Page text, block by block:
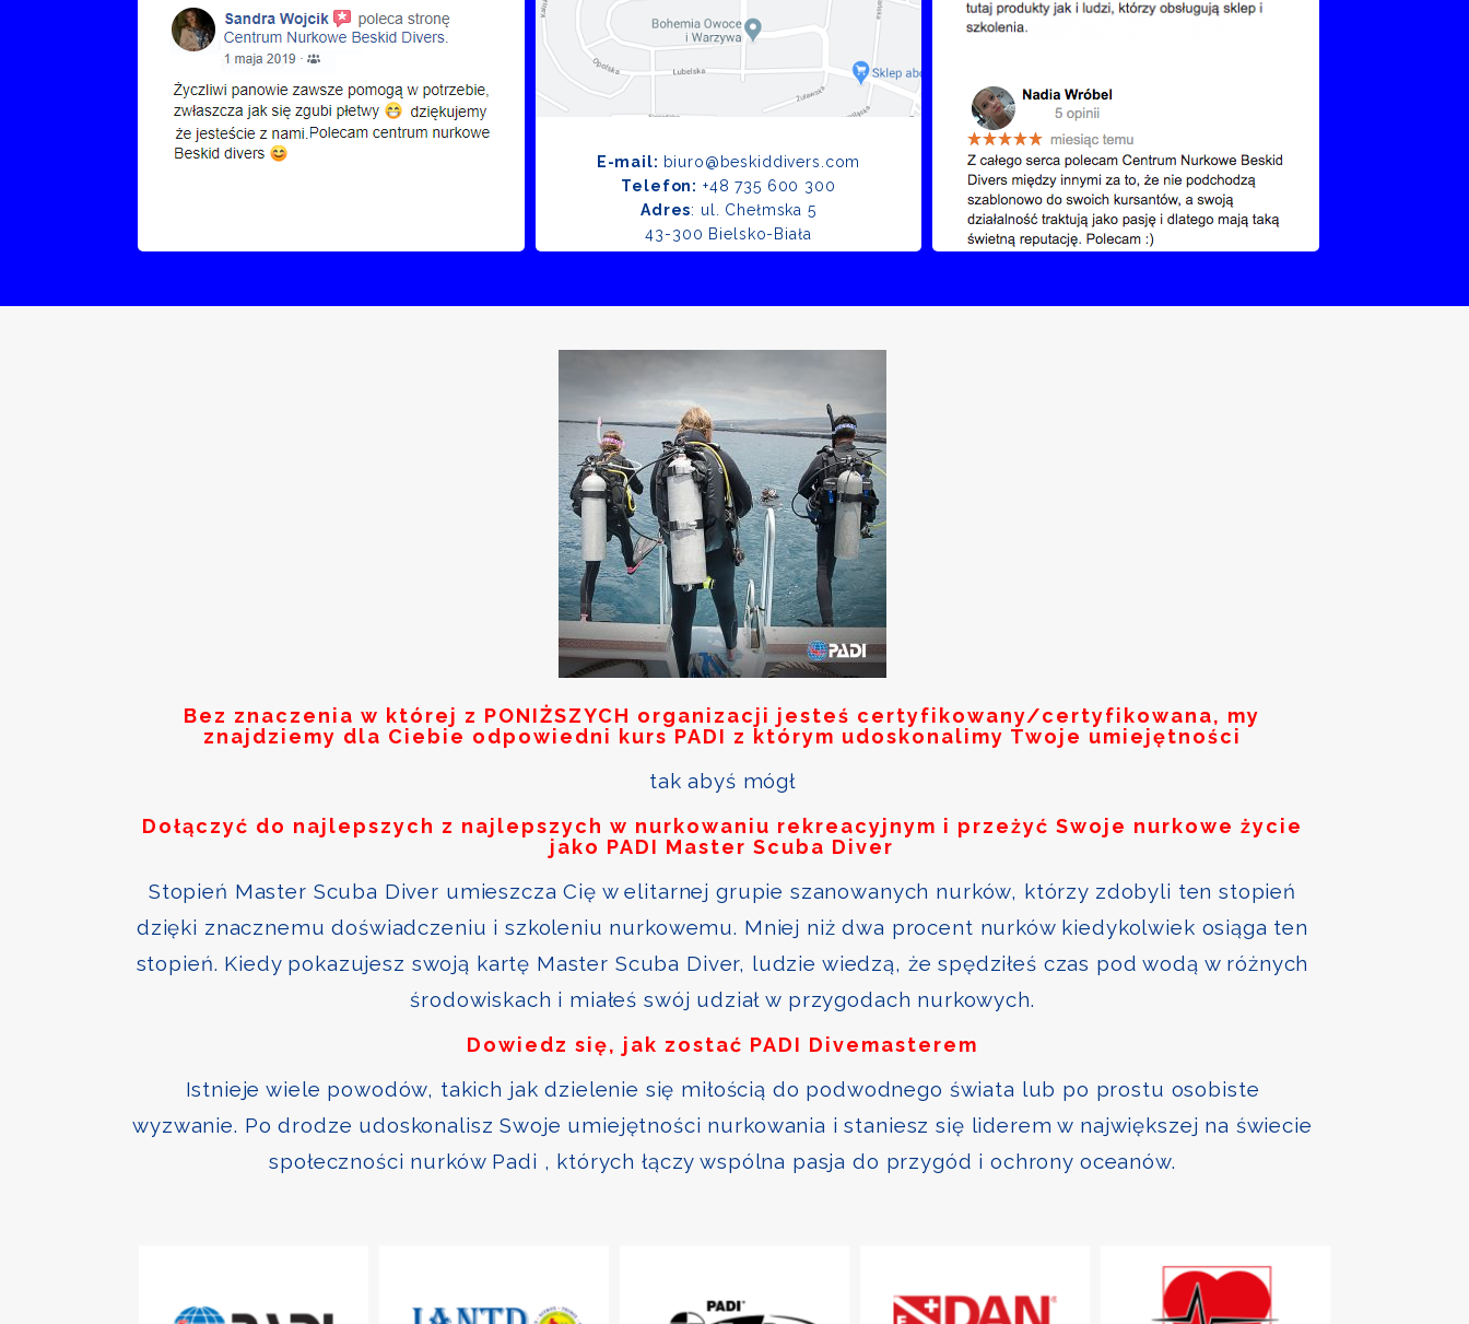
E-mail: biuro@beskiddivers.com
Telefon: +48 735 600 300
Adres: ul. Chełmska 5
43-300 Bielsko-Biała
Bez znaczenia w której z PONIŻSZYCH organizacji jesteś certyfikowany/certyfikowana, my
znajdziemy dla Ciebie odpowiedni kurs PADI z którym udoskonalimy Twoje umiejętności
tak abyś mógł
Dołączyć do najlepszych z najlepszych w nurkowaniu rekreacyjnym i przeżyć Swoje nurkowe życie
jako PADI Master Scuba Diver
Stopień Master Scuba Diver umieszcza Cię w elitarnej grupie szanowanych nurków, którzy zdobyli ten stopień
dzięki znacznemu doświadczeniu i szkoleniu nurkowemu. Mniej niż dwa procent nurków kiedykolwiek osiąga ten
stopień. Kiedy pokazujesz swoją kartę Master Scuba Diver, ludzie wiedzą, że spędziłeś czas pod wodą w różnych
środowiskach i miałeś swój udział w przygodach nurkowych.
Dowiedz się, jak zostać PADI Divemasterem
Istnieje wiele powodów, takich jak dzielenie się miłością do podwodnego świata lub po prostu osobiste
wyzwanie. Po drodze udoskonalisz Swoje umiejętności nurkowania i staniesz się liderem w największej na świecie
społeczności nurków Padi , których łączy wspólna pasja do przygód i ochrony oceanów.